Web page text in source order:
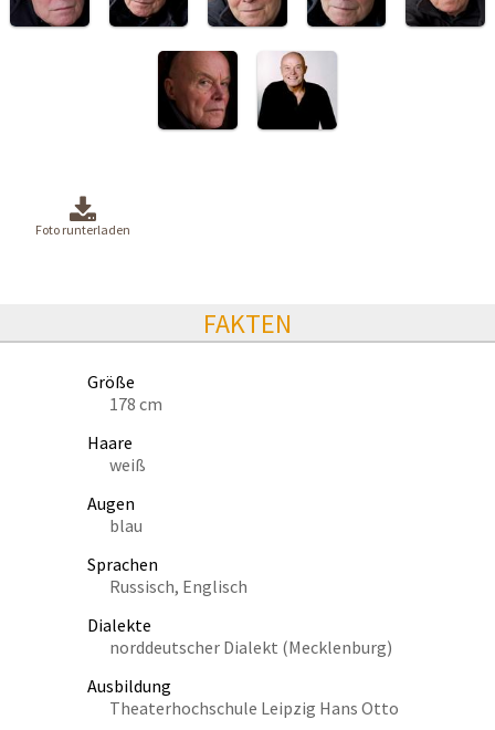
Foto runterladen
FAKTEN
Größe
178 cm
Haare
weiß
Augen
blau
Sprachen
Russisch, Englisch
Dialekte
norddeutscher Dialekt (Mecklenburg)
Ausbildung
Theaterhochschule Leipzig Hans Otto